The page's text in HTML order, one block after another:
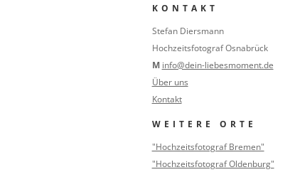
KONTAKT
Stefan Diersmann
Hochzeitsfotograf Osnabrück
M info@dein-liebesmoment.de
Über uns
Kontakt
WEITERE ORTE
"Hochzeitsfotograf Bremen"
"Hochzeitsfotograf Oldenburg"